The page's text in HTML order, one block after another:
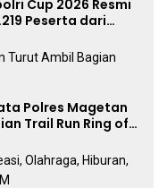
Cup 2026 Resmi
Peserta dari
Polres Magetan
Trail Run Ring of